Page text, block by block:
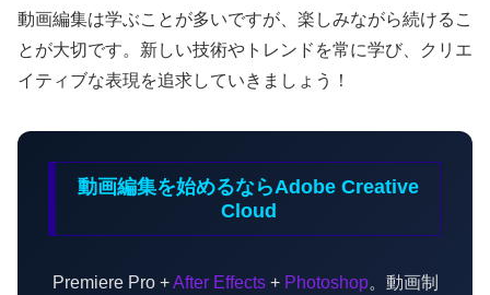
動画編集は学ぶことが多いですが、楽しみながら続けるこ
とが大切です。新しい技術やトレンドを常に学び、クリエ
イティブな表現を追求していきましょう！
動画編集を始めるならAdobe Creative
Cloud
Premiere Pro +After Effects+ Photoshop。動画制